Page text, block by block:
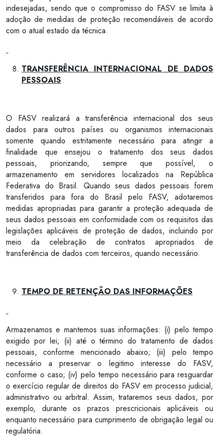
indesejadas, sendo que o compromisso do FASV se limita à
adoção de medidas de proteção recomendáveis de acordo
com o atual estado da técnica.
TRANSFERÊNCIA INTERNACIONAL DE DADOS
PESSOAIS
O FASV realizará a transferência internacional dos seus
dados para outros países ou organismos internacionais
somente quando estritamente necessário para atingir a
finalidade que ensejou o tratamento dos seus dados
pessoais, priorizando, sempre que possível, o
armazenamento em servidores localizados na República
Federativa do Brasil. Quando seus dados pessoais forem
transferidos para fora do Brasil pelo FASV, adotaremos
medidas apropriadas para garantir a proteção adequada de
seus dados pessoais em conformidade com os requisitos das
legislações aplicáveis de proteção de dados, incluindo por
meio da celebração de contratos apropriados de
transferência de dados com terceiros, quando necessário.
TEMPO DE RETENÇÃO DAS INFORMAÇÕES
Armazenamos e mantemos suas informações: (i) pelo tempo
exigido por lei; (ii) até o término do tratamento de dados
pessoais, conforme mencionado abaixo; (iii) pelo tempo
necessário a preservar o legitimo interesse do FASV,
conforme o caso; (iv) pelo tempo necessário para resguardar
o exercício regular de direitos do FASV em processo judicial,
administrativo ou arbitral. Assim, trataremos seus dados, por
exemplo, durante os prazos prescricionais aplicáveis ou
enquanto necessário para cumprimento de obrigação legal ou
regulatória.